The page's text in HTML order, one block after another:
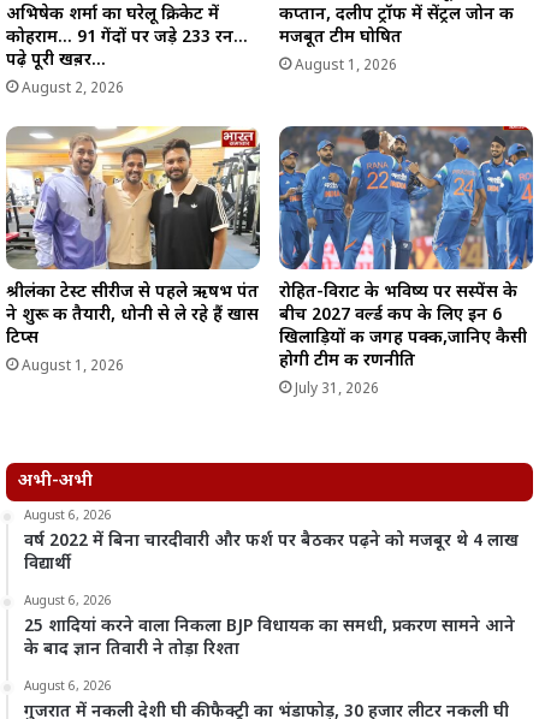
अभिषेक शर्मा का घरेलू क्रिकेट में
कोहराम… 91 गेंदों पर जड़े 233 रन…
पढ़े पूरी खब़र…
August 2, 2026
कप्तान, दलीप ट्रॉफी में सेंट्रल जोन की
मजबूत टीम घोषित
August 1, 2026
श्रीलंका टेस्ट सीरीज से पहले ऋषभ पंत
ने शुरू की तैयारी, धोनी से ले रहे हैं खास
टिप्स
August 1, 2026
रोहित-विराट के भविष्य पर सस्पेंस के
बीच 2027 वर्ल्ड कप के लिए इन 6
खिलाड़ियों की जगह पक्की,जानिए कैसी
होगी टीम की रणनीति
July 31, 2026
अभी-अभी
August 6, 2026
वर्ष 2022 में बिना चारदीवारी और फर्श पर बैठकर पढ़ने को मजबूर थे 4 लाख
विद्यार्थी
August 6, 2026
25 शादियां करने वाला निकला BJP विधायक का समधी, प्रकरण सामने आने
के बाद ज्ञान तिवारी ने तोड़ा रिश्ता
August 6, 2026
गुजरात में नकली देशी घी की फैक्ट्री का भंडाफोड़, 30 हजार लीटर नकली घी